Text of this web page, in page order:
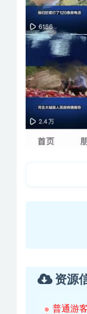
资源
普通游客